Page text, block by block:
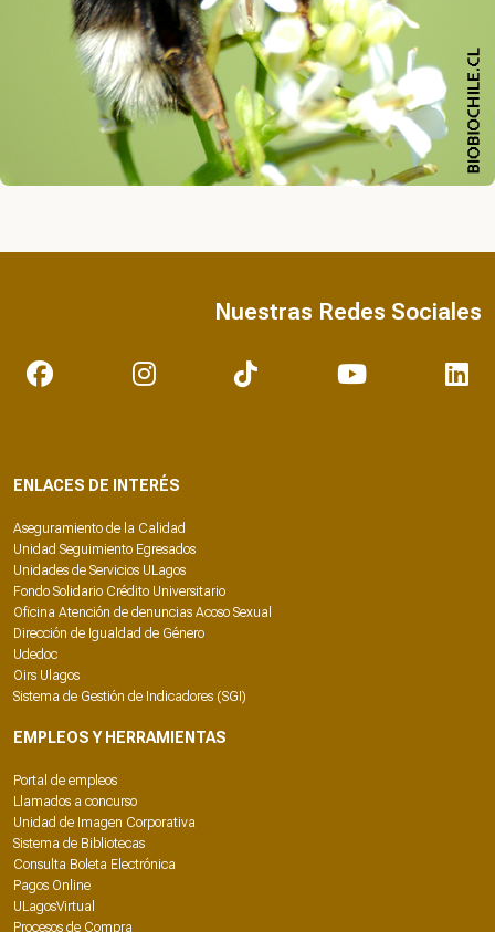
ENLACES DE INTERÉS
Aseguramiento de la Calidad
Unidad Seguimiento Egresados
Unidades de Servicios ULagos
Fondo Solidario Crédito Universitario
Oficina Atención de denuncias Acoso Sexual
Dirección de Igualdad de Género
Udedoc
Oirs Ulagos
Sistema de Gestión de Indicadores (SGI)
EMPLEOS Y HERRAMIENTAS
Portal de empleos
Llamados a concurso
Unidad de Imagen Corporativa
Sistema de Bibliotecas
Consulta Boleta Electrónica
Pagos Online
ULagosVirtual
Procesos de Compra
Nuestras Redes Sociales